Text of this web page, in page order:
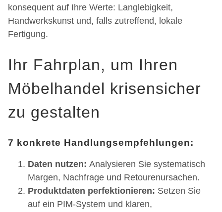
konsequent auf Ihre Werte: Langlebigkeit,
Handwerkskunst und, falls zutreffend, lokale
Fertigung.
Ihr Fahrplan, um Ihren
Möbelhandel krisensicher
zu gestalten
7 konkrete Handlungsempfehlungen:
Daten nutzen: Analysieren Sie systematisch
Margen, Nachfrage und Retourenursachen.
Produktdaten perfektionieren: Setzen Sie
auf ein PIM-System und klaren,